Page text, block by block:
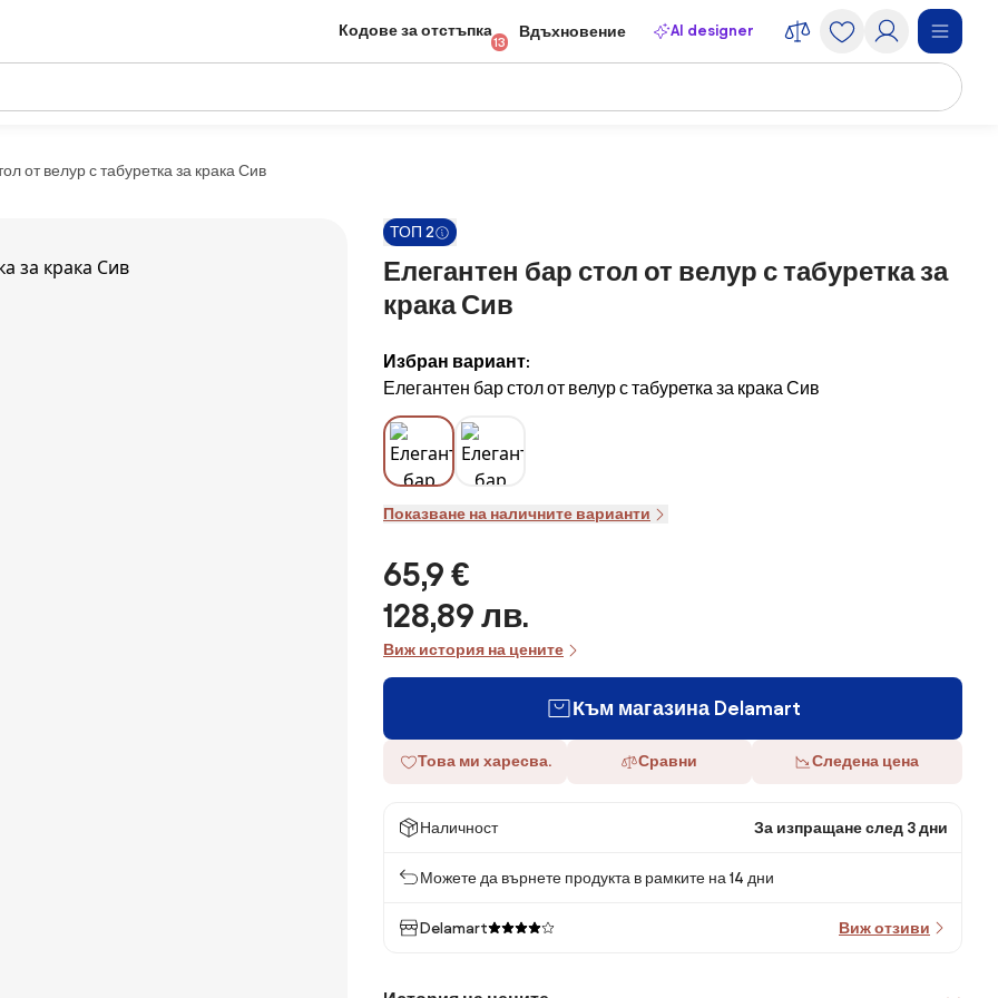
Кодове за отстъпка
13
Вдъхновение AI designer
от велур с табуретка за крака Сив
ТОП 2
Елегантен бар стол от велур с табуретка за
крака Сив
Избран вариант:
Елегантен бар стол от велур с табуретка за крака Сив
Показване на наличните варианти
65,9 €
128,89 лв.
Виж история на цените
Към магазина Delamart
Това ми харесва. Сравни Следена цена
Наличност За изпращане след 3 дни
Можете да върнете продукта в рамките на 14 дни
Delamart Виж отзиви